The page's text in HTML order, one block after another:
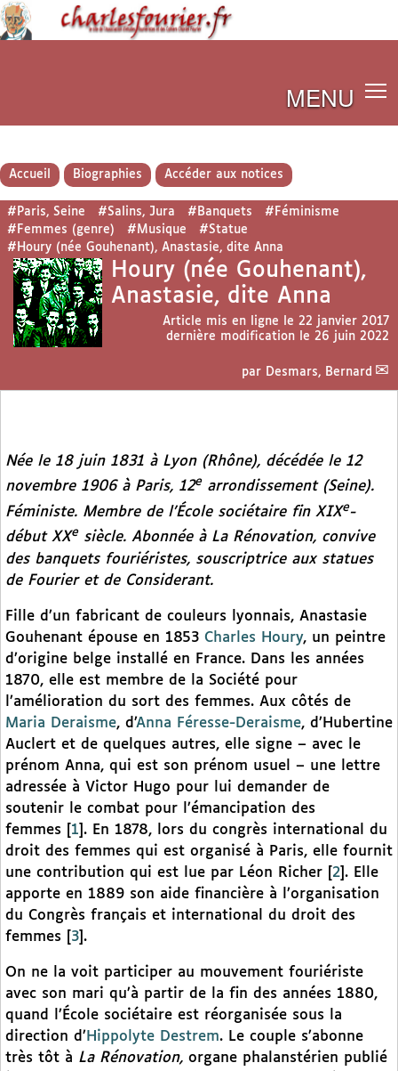
MENU
Accueil Biographies Accéder aux notices
#Paris, Seine #Salins, Jura #Banquets
#Féminisme
#Femmes (genre)
#Musique
#Statue
#Houry (née Gouhenant), Anastasie, dite Anna
Houry (née Gouhenant),
Anastasie, dite Anna
Article mis en ligne le 22 janvier 2017
dernière modification le 26 juin 2022
par Desmars, Bernard
Née le 18 juin 1831 à Lyon (Rhône), décédée le 12
novembre 1906 à Paris, 12e arrondissement (Seine).
Féministe. Membre de l’École sociétaire fin XIXe-
début XXe siècle. Abonnée à La Rénovation, convive
des banquets fouriéristes, souscriptrice aux statues
de Fourier et de Considerant.
Fille d’un fabricant de couleurs lyonnais, Anastasie
Gouhenant épouse en 1853 Charles Houry, un peintre
d’origine belge installé en France. Dans les années
1870, elle est membre de la Société pour
l’amélioration du sort des femmes. Aux côtés de
Maria Deraisme, d’Anna Féresse-Deraisme, d’Hubertine
Auclert et de quelques autres, elle signe – avec le
prénom Anna, qui est son prénom usuel – une lettre
adressée à Victor Hugo pour lui demander de
soutenir le combat pour l’émancipation des
femmes
1 . En 1878, lors du congrès international du
droit des femmes qui est organisé à Paris, elle fournit
une contribution qui est lue par Léon Richer
2 . Elle
apporte en 1889 son aide financière à l’organisation
du Congrès français et international du droit des
femmes
3 .
On ne la voit participer au mouvement fouriériste
avec son mari qu’à partir de la fin des années 1880,
quand l’École sociétaire est réorganisée sous la
direction d’ Hippolyte Destrem. Le couple s’abonne
très tôt à La Rénovation, organe phalanstérien publié